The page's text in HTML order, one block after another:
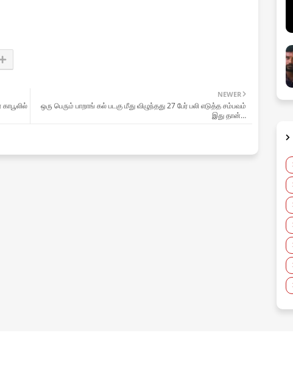
NEWER
ஒரு பெரும் பாறாங் கல் படகு மீது விழுந்தது 27 பேர் பலி எடுத்த சம்பவம்
இது தான்…